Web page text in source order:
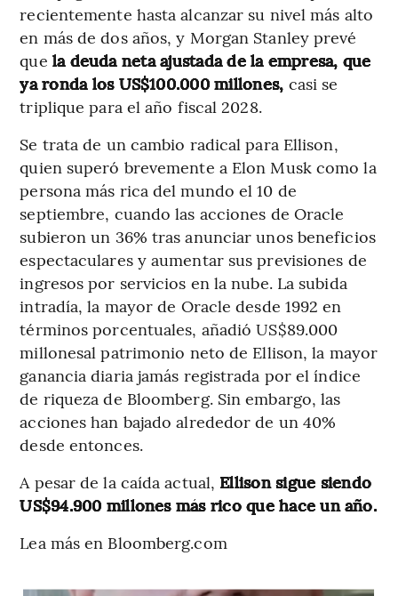
recientemente hasta alcanzar su nivel más alto
en más de dos años, y Morgan Stanley prevé
que la deuda neta ajustada de la empresa, que
ya ronda los US$100.000 millones, casi se
triplique para el año fiscal 2028.
Se trata de un cambio radical para Ellison,
quien superó brevemente a Elon Musk como la
persona más rica del mundo el 10 de
septiembre, cuando las acciones de Oracle
subieron un 36% tras anunciar unos beneficios
espectaculares y aumentar sus previsiones de
ingresos por servicios en la nube. La subida
intradía, la mayor de Oracle desde 1992 en
términos porcentuales, añadió US$89.000
millonesal patrimonio neto de Ellison, la mayor
ganancia diaria jamás registrada por el índice
de riqueza de Bloomberg. Sin embargo, las
acciones han bajado alrededor de un 40%
desde entonces.
A pesar de la caída actual, Ellison sigue siendo
US$94.900 millones más rico que hace un año.
Lea más en Bloomberg.com